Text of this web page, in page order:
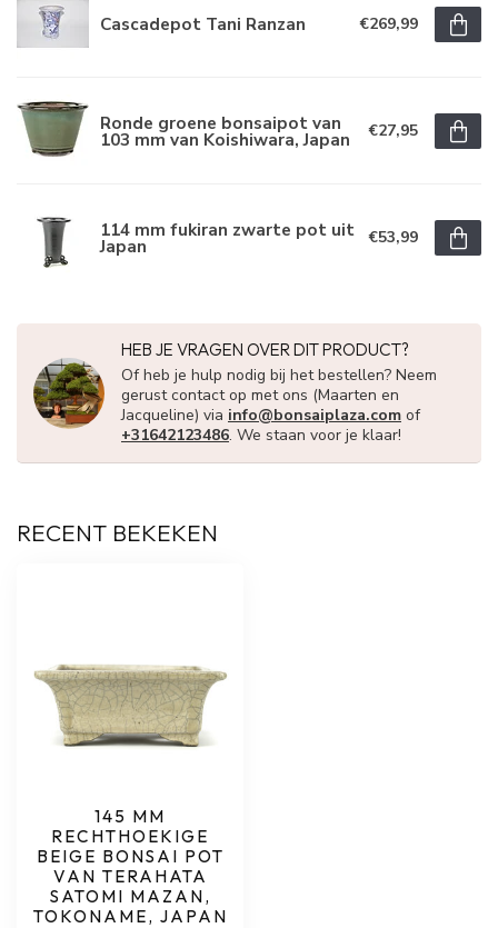
Cascadepot Tani Ranzan €269,99
Ronde groene bonsaipot van
103 mm van Koishiwara, Japan €27,95
114 mm fukiran zwarte pot uit
Japan €53,99
HEB JE VRAGEN OVER DIT PRODUCT?
Of heb je hulp nodig bij het bestellen? Neem
gerust contact op met ons (Maarten en
Jacqueline) via info@bonsaiplaza.com of
+31642123486. We staan voor je klaar!
RECENT BEKEKEN
145 MM
RECHTHOEKIGE
BEIGE BONSAI POT
VAN TERAHATA
SATOMI MAZAN,
TOKONAME, JAPAN